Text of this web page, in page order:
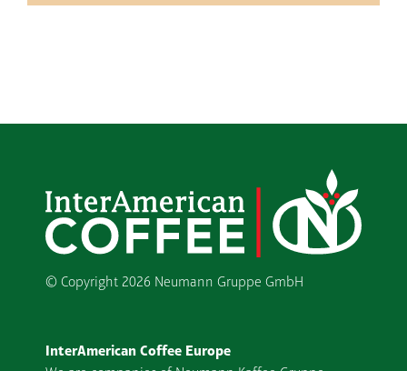
InterAmerican Coffee Europe
© Copyright 2026 Neumann Gruppe GmbH